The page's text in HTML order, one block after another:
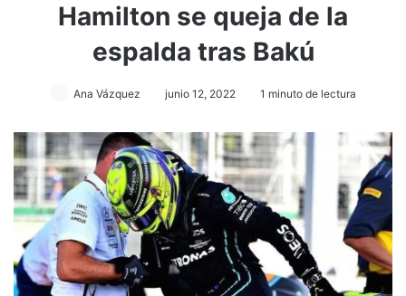
Hamilton se queja de la
espalda tras Bakú
Ana Vázquez junio 12, 2022 1 minuto de lectura